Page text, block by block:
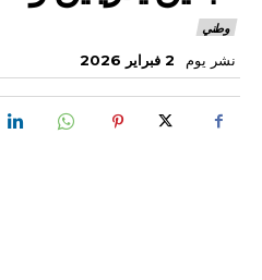
وطني
نشر يوم 2 فبراير 2026